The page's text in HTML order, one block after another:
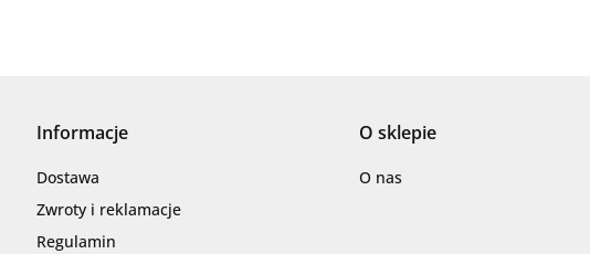
Barwolf
Informacje
Dostawa
Zwroty i reklamacje
Regulamin
O sklepie
O nas